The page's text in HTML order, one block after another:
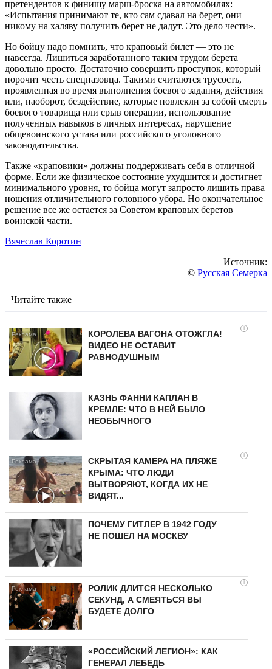
претендентов к финишу марш-броска на автомобилях:
«Испытания принимают те, кто сам сдавал на берет, они
никому на халяву получить берет не дадут. Это дело чести».
Но бойцу надо помнить, что краповый билет — это не
навсегда. Лишиться заработанного таким трудом берета
довольно просто. Достаточно совершить проступок, который
порочит честь спецназовца. Такими считаются трусость,
проявленная во время выполнения боевого задания, действия
или, наоборот, бездействие, которые повлекли за собой смерть
боевого товарища или срыв операции, использование
полученных навыков в личных интересах, нарушение
общевоинского устава или российского уголовного
законодательства.
Также «краповики» должны поддерживать себя в отличной
форме. Если же физическое состояние ухудшится и достигнет
минимального уровня, то бойца могут запросто лишить права
ношения отличительного головного убора. Но окончательное
решение все же остается за Советом краповых беретов
воинской части.
Вячеслав Коротин
Источник:
© Русская Семерка
Читайте также
i
КОРОЛЕВА ВАГОНА ОТОЖГЛА!
ВИДЕО НЕ ОСТАВИТ
РАВНОДУШНЫМ
КАЗНЬ ФАННИ КАПЛАН В
КРЕМЛЕ: ЧТО В НЕЙ БЫЛО
НЕОБЫЧНОГО
i
СКРЫТАЯ КАМЕРА НА ПЛЯЖЕ
КРЫМА: ЧТО ЛЮДИ
ВЫТВОРЯЮТ, КОГДА ИХ НЕ
ВИДЯТ...
ПОЧЕМУ ГИТЛЕР В 1942 ГОДУ
НЕ ПОШЕЛ НА МОСКВУ
i
РОЛИК ДЛИТСЯ НЕСКОЛЬКО
СЕКУНД, А СМЕЯТЬСЯ ВЫ
БУДЕТЕ ДОЛГО
«РОССИЙСКИЙ ЛЕГИОН»: КАК
ГЕНЕРАЛ ЛЕБЕДЬ